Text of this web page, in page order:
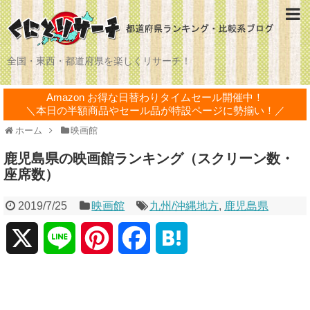
全国・東西・都道府県を楽しくリサーチ！
Amazon お得な日替わりタイムセール開催中！
＼本日の半額商品やセール品が特設ページに勢揃い！／
ホーム 映画館
鹿児島県の映画館ランキング（スクリーン数・
座席数）
2019/7/25 映画館 九州/沖縄地方, 鹿児島県